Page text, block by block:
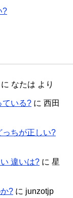
?
に なたは より
ている? に 西田
っちが正しい?
違いは? に 星
? に junzotjp